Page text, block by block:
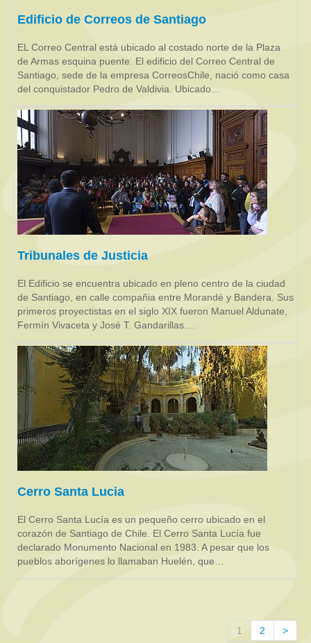
Edificio de Correos de Santiago
EL Correo Central está ubicado al costado norte de la Plaza
de Armas esquina puente. El edificio del Correo Central de
Santiago, sede de la empresa CorreosChile, nació como casa
del conquistador Pedro de Valdivia. Ubicado…
Tribunales de Justicia
El Edificio se encuentra ubicado en pleno centro de la ciudad
de Santiago, en calle compañia entre Morandé y Bandera. Sus
primeros proyectistas en el siglo XIX fueron Manuel Aldunate,
Fermín Vivaceta y José T. Gandarillas.…
Cerro Santa Lucia
El Cerro Santa Lucía es un pequeño cerro ubicado en el
corazón de Santiago de Chile. El Cerro Santa Lucía fue
declarado Monumento Nacional en 1983. A pesar que los
pueblos aborígenes lo llamaban Huelén, que…
1 2 >